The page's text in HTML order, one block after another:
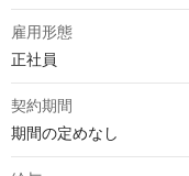
雇用形態
正社員
契約期間
期間の定めなし